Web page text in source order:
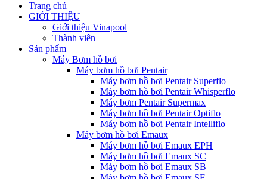
Trang chủ
GIỚI THIỆU
Giới thiệu Vinapool
Thành viên
Sản phẩm
Máy Bơm hồ bơi
Máy bơm hồ bơi Pentair
Máy bơm hồ bơi Pentair Superflo
Máy bơm hồ bơi Pentair Whisperflo
Máy bơm Pentair Supermax
Máy bơm hồ bơi Pentair Optiflo
Máy bơm hồ bơi Pentair Intelliflo
Máy bơm hồ bơi Emaux
Máy bơm hồ bơi Emaux EPH
Máy bơm hồ bơi Emaux SC
Máy bơm hồ bơi Emaux SB